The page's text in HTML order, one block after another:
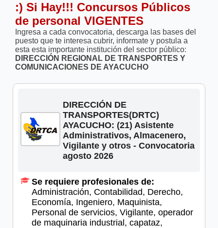
:) Si Hay!!! Concursos Públicos
de personal VIGENTES
Ingresa a cada convocatoria, descarga las bases del
puesto que te interesa cubrir, informate y postula a
esta esta importante institución del sector público:
DIRECCIÓN REGIONAL DE TRANSPORTES Y
COMUNICACIONES DE AYACUCHO
DIRECCIÓN DE
TRANSPORTES(DRTC)
AYACUCHO: (21) Asistente
Administrativos, Almacenero,
Vigilante y otros - Convocatoria
agosto 2026
Se requiere profesionales de:
Administración, Contabilidad, Derecho,
Economía, Ingeniero, Maquinista,
Personal de servicios, Vigilante, орerador
de maquinaria industrial, саpataz,